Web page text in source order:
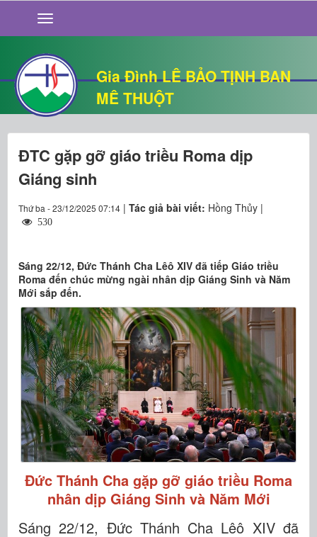
Gia Đình LÊ BẢO TỊNH BAN
MÊ THUỘT
GIỚI THIỆU
TIN TỨC
SỐNG ĐẠO
CHUYỆN NHÀ
QUÁN VĂN
THƯ GIÃN
ĐTC gặp gỡ giáo triều Roma dịp
Giáng sinh
Thứ ba - 23/12/2025 07:14 | Tác giả bài viết: Hồng Thủy |
530
Sáng 22/12, Đức Thánh Cha Lêô XIV đã tiếp Giáo triều
Roma đến chúc mừng ngài nhân dịp Giáng Sinh và Năm
Mới sắp đến.
Đức Thánh Cha gặp gỡ giáo triều Roma
nhân dịp Giáng Sinh và Năm Mới
Sáng 22/12, Đức Thánh Cha Lêô XIV đã